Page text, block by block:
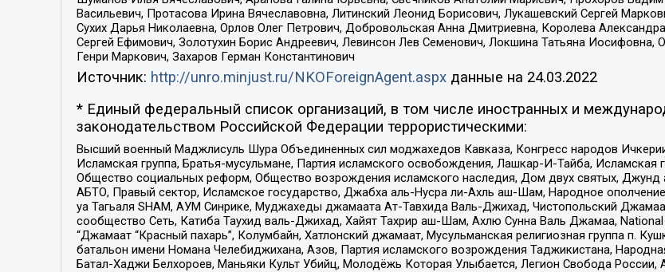
Васильевич, Протасова Ирина Вячеславовна, Литинский Леонид Борисович, Лукашевский Сергей
Сухих Дарья Николаевна, Орлов Олег Петрович, Добровольская Анна Дмитриевна, Королева
Сергей Ефимович, Золотухин Борис Андреевич, Левинсон Лев Семенович, Локшина Татьяна
Генри Маркович, Захаров Герман Константинович
Источник: http://unro.minjust.ru/NKOForeignAgent.aspxданные на 24.03.2022
* Единый федеральный список организаций, в том числе иностранных и
законодательством Российской Федерации террористическими:
Высший военный Маджлисуль Шура Объединенных сил моджахедов Кавказа, Конгресс народов
Исламская группа, Братья-мусульмане, Партия исламского освобождения, Лашкар-И-Тайба, Исламская
Общество социальных реформ, Общество возрождения исламского наследия, Дом двух святых,
АБТО, Правый сектор, Исламское государство, Джабха аль-Нусра ли-Ахль аш-Шам, Народное
уа Тагьаля SHAM, АУМ Синрике, Муджахеды джамаата Ат-Тавхида Валь-Джихад, Чистопольский
сообщество Сеть, Катиба Таухид валь-Джихад, Хайят Тахрир аш-Шам, Ахлю Сунна Валь Джамаа, National
“Джамаат “Красный пахарь”, Колумбайн, Хатлонский джамаат, Мусульманская религиозная группа п.
батальон имени Номана Челебиджихана, Азов, Партия исламского возрождения Таджикистана,
Батал-Хаджи Белхороев, Маньяки Культ Убийц, Молодёжь Которая Улыбается, Легион Свобода России,